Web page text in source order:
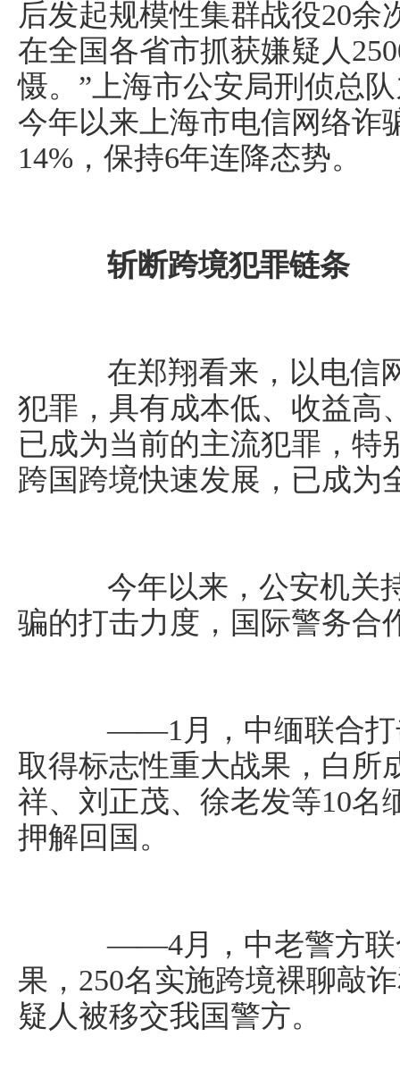
后发起规模性集群战役20余
在全国各省市抓获嫌疑人
慑。”上海市公安局刑侦总
今年以来上海市电信网络诈
14%，保持6年连降态势。
斩断跨境犯罪链条
在郑翔看来，以电信
犯罪，具有成本低、收益高
已成为当前的主流犯罪，特
跨国跨境快速发展，已成为
今年以来，公安机关
骗的打击力度，国际警务合
——1月，中缅联合打
取得标志性重大战果，白所
祥、刘正茂、徐老发等10名
押解回国。
——4月，中老警方联
果，250名实施跨境裸聊敲
疑人被移交我国警方。